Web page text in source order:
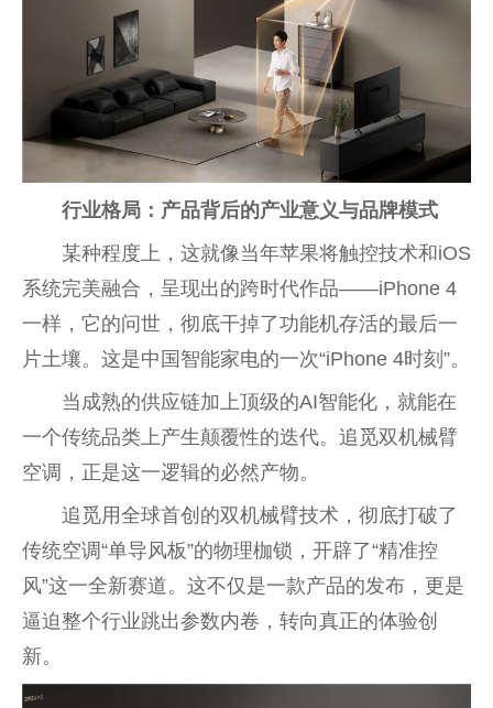
行业格局：产品背后的产业意义与品牌模式
某种程度上，这就像当年苹果将触控技术和iOS
系统完美融合，呈现出的跨时代作品——iPhone 4
一样，它的问世，彻底干掉了功能机存活的最后一
片土壤。这是中国智能家电的一次“iPhone 4时刻”。
当成熟的供应链加上顶级的AI智能化，就能在
一个传统品类上产生颠覆性的迭代。追觅双机械臂
空调，正是这一逻辑的必然产物。
追觅用全球首创的双机械臂技术，彻底打破了
传统空调“单导风板”的物理枷锁，开辟了“精准控
风”这一全新赛道。这不仅是一款产品的发布，更是
逼迫整个行业跳出参数内卷，转向真正的体验创
新。